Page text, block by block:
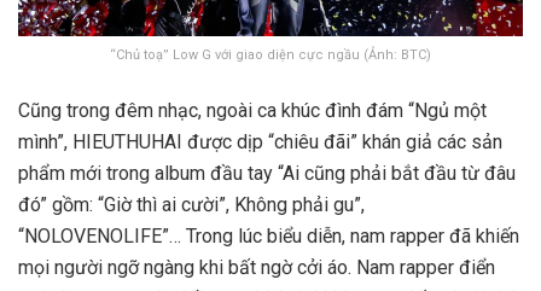
“Chủ toạ” Low G với giao diện cực ngầu (Ảnh: BTC)
Cũng trong đêm nhạc, ngoài ca khúc đình đám “Ngủ một
mình”, HIEUTHUHAI được dịp “chiêu đãi” khán giả các sản
phẩm mới trong album đầu tay “Ai cũng phải bắt đầu từ đâu
đó” gồm: “Giờ thì ai cười”, Không phải gu”,
“NOLOVENOLIFE”… Trong lúc biểu diễn, nam rapper đã khiến
mọi người ngỡ ngàng khi bất ngờ cởi áo. Nam rapper điển